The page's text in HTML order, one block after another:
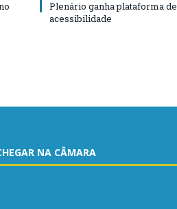
Plenário ganha plataforma de
acessibilidade
NA CÂMARA